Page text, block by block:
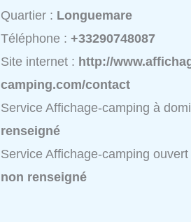
Quartier : Longuemare
Téléphone :+33290748087
Site internet : http://
camping.com/contact
Service Affichage-camping à
renseigné
Service Affichage-camping
non renseigné